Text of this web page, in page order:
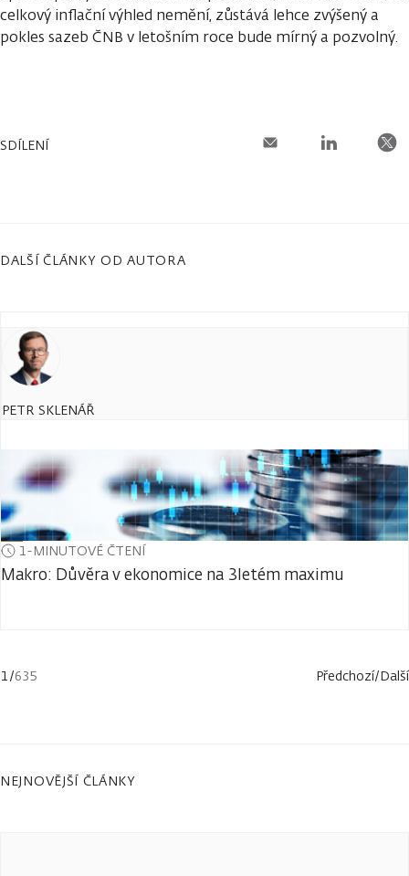
celkový inflační výhled nemění, zůstává lehce zvýšený a
pokles sazeb ČNB v letošním roce bude mírný a pozvolný.
SDÍLENÍ
DALŠÍ ČLÁNKY OD AUTORA
PETR SKLENÁŘ
1-MINUTOVÉ ČTENÍ
Makro: Důvěra v ekonomice na 3letém maximu
1/635 Předchozí/Další
NEJNOVĚJŠÍ ČLÁNKY